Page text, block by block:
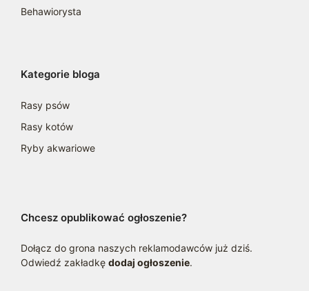
Behawiorysta
Kategorie bloga
Rasy psów
Rasy kotów
Ryby akwariowe
Chcesz opublikować ogłoszenie?
Dołącz do grona naszych reklamodawców już dziś.
Odwiedź zakładkę dodaj ogłoszenie.